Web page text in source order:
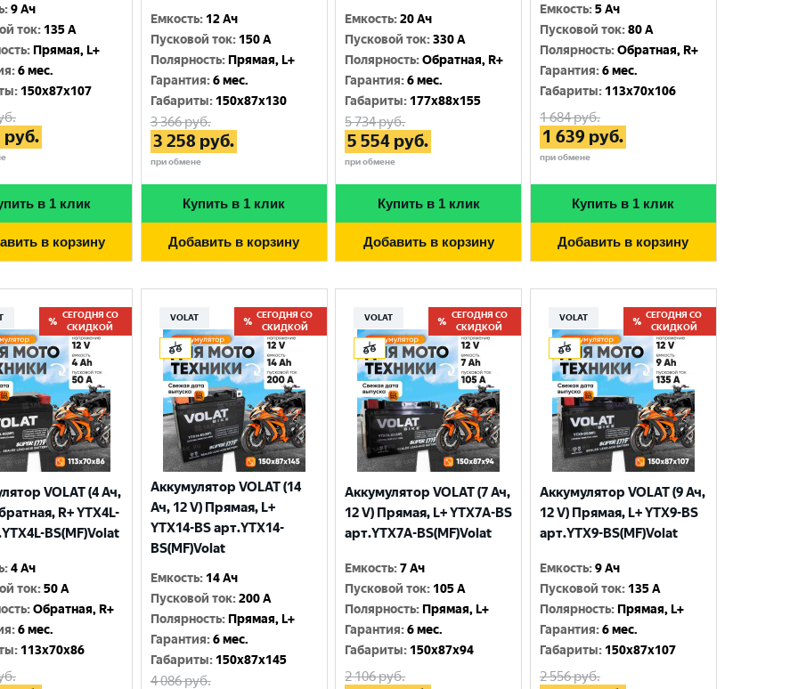
:9 Ач
ток: 135 A
: Прямая, L+
:6 мес.
: 150x87x107
руб.
в 1 клик
в корзину
Емкость: 12 Ач
Пусковой ток: 150 A
Полярность: Прямая, L+
Гарантия:6 мес.
Габариты: 150x87x130
3 366руб.
3 258 руб.
при обмене
Купить в 1 клик
Добавить в корзину
Емкость:20 Ач
Пусковой ток:330 A
Полярность:Обратная, R+
Гарантия:6 мес.
Габариты: 177x88x155
5 734руб.
5 554 руб.
при обмене
Купить в 1 клик
Добавить в корзину
Емкость:5 Ач
Пусковой ток:80 A
Полярность:Обратная, R+
Гарантия:6 мес.
Габариты: 113x70x106
1 684руб.
1 639 руб.
при обмене
Купить в 1 клик
Добавить в корзину
СЕГОДНЯ СО
СКИДКОЙ
VOLAT (4 Ач,
R+ YTX4L-
BS(MF)Volat
:4 Ач
ток:50 A
:Обратная, R+
:6 мес.
: 113x70x86
VOLAT
СЕГОДНЯ СО
СКИДКОЙ
Аккумулятор VOLAT (14
Ач, 12 V) Прямая, L+
YTX14-BS арт.YTX14-
BS(MF)Volat
Емкость: 14 Ач
Пусковой ток:200 A
Полярность: Прямая, L+
Гарантия:6 мес.
Габариты: 150x87x145
4 086руб.
VOLAT
СЕГОДНЯ СО
СКИДКОЙ
Аккумулятор VOLAT (7 Ач,
12 V) Прямая, L+ YTX7A-BS
арт.YTX7A-BS(MF)Volat
Емкость:7 Ач
Пусковой ток: 105 A
Полярность: Прямая, L+
Гарантия:6 мес.
Габариты: 150x87x94
2 106руб.
VOLAT
СЕГОДНЯ СО
СКИДКОЙ
Аккумулятор VOLAT (9 Ач,
12 V) Прямая, L+ YTX9-BS
арт.YTX9-BS(MF)Volat
Емкость:9 Ач
Пусковой ток: 135 A
Полярность: Прямая, L+
Гарантия:6 мес.
Габариты: 150x87x107
2 556руб.